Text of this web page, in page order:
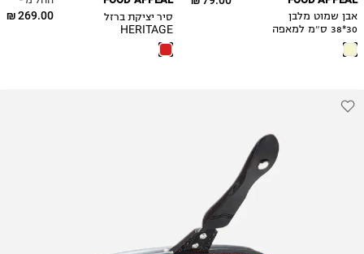
אבן שמוט מלבן
30*38 ס״מ למאפה
ביתי
269.00 ₪
סיר יציקת ברזל
HERITAGE